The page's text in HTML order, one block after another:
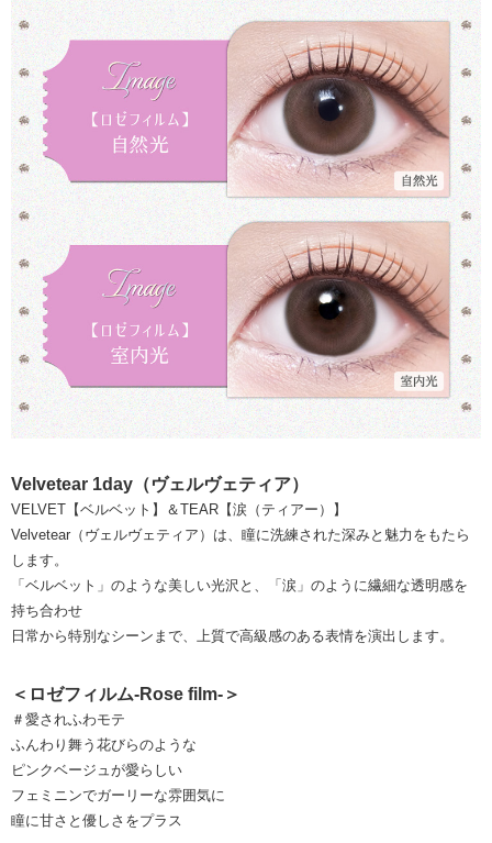
Velvetear 1day（ヴェルヴェティア）
VELVET【ベルベット】＆TEAR【涙（ティアー）】
Velvetear（ヴェルヴェティア）は、瞳に洗練された深みと魅力をもたら
します。
「ベルベット」のような美しい光沢と、「涙」のように繊細な透明感を
持ち合わせ
日常から特別なシーンまで、上質で高級感のある表情を演出します。
＜ロゼフィルム-Rose film-＞
＃愛されふわモテ
ふんわり舞う花びらのような
ピンクベージュが愛らしい
フェミニンでガーリーな雰囲気に
瞳に甘さと優しさをプラス